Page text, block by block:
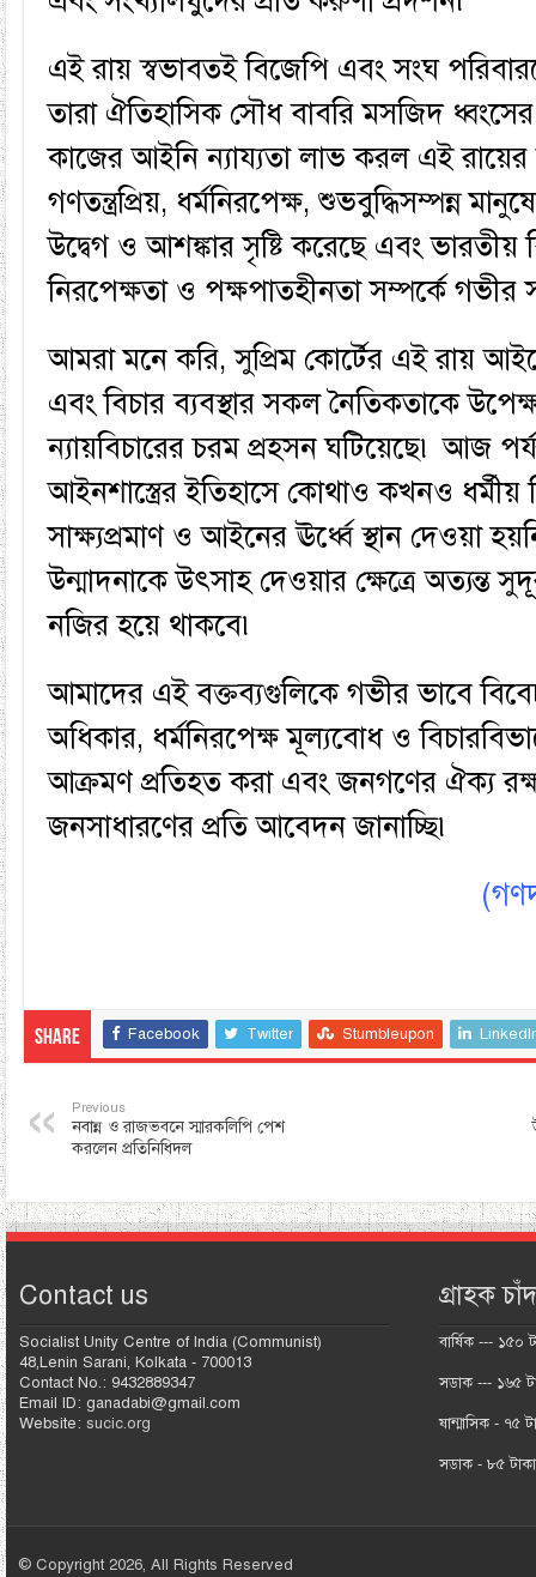
এই রায় স্বভাবতই বিজেপি এবং সংঘ
তারা ঐতিহাসিক সৌধ বাবরি মসজিদ
কাজের আইনি ন্যায্যতা লাভ করল এই রায়ের
গণতন্ত্রপ্রিয়, ধর্মনিরপেক্ষ, শুভবুদ্ধিসম্পন্ন
উদ্বেগ ও আশঙ্কার সৃষ্টি করেছে এবং ভারতীয়
নিরপেক্ষতা ও পক্ষপাতহীনতা সম্পর্কে গভীর
আমরা মনে করি, সুপ্রিম কোর্টের এই রায়
এবং বিচার ব্যবস্থার সকল নৈতিকতাকে
ন্যায়বিচারের চরম প্রহসন ঘটিয়েছে৷ আজ
আইনশাস্ত্রের ইতিহাসে কোথাও কখনও ধর্মীয়
সাক্ষ্যপ্রমাণ ও আইনের ঊর্ধ্বে স্থান দেওয়া
উন্মাদনাকে উৎসাহ দেওয়ার ক্ষেত্রে অত্যন্ত
নজির হয়ে থাকবে৷
আমাদের এই বক্তব্যগুলিকে গভীর ভাবে
অধিকার, ধর্মনিরপেক্ষ মূল্যবোধ ও
আক্রমণ প্রতিহত করা এবং জনগণের ঐক্য
জনসাধারণের প্রতি আবেদন জানাচ্ছি৷
Share Facebook Twitter Stumbleupon
Previous
নবান্ন ও রাজভবনে স্মারকলিপি পেশ
করলেন প্রতিনিধিদল
Contact us
Socialist Unity Centre of India (Communist)
48,Lenin Sarani, Kolkata - 700013
Contact No.: 9432889347
Email ID: ganadabi@gmail.com
Website: sucic.org
গ্রাহক
বার্ষিক --- ১৫০
সডাক --- ১৬৫
ষান্মাসিক - ৭৫
সডাক - ৮৫ টাকা
© Copyright 2026, All Rights Reserved